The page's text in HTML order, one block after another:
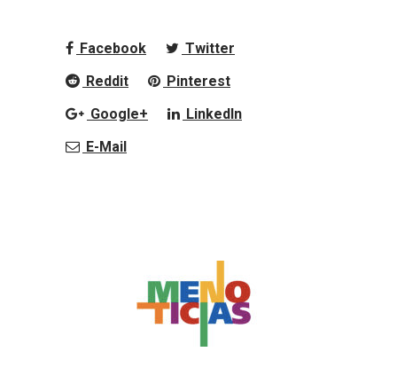
Facebook
Twitter
Reddit
Pinterest
Google+
LinkedIn
E-Mail